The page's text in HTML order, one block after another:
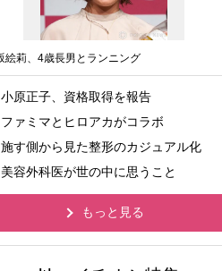
絵莉、4歳長男とランニング
小原正子、資格取得を報告
ファミマとヒロアカがコラボ
施す側から見た整形のカジュアル化
美容外科医が世の中に思うこと
もっと見る